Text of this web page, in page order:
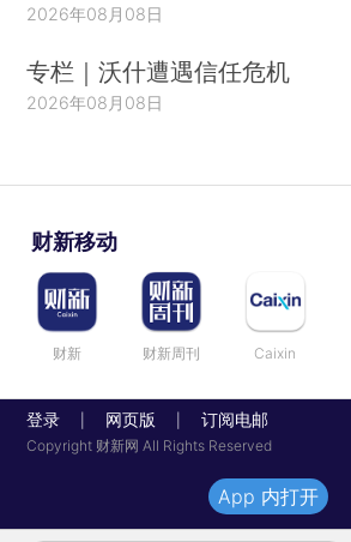
2026年08月08日
专栏｜沃什遭遇信任危机
2026年08月08日
财新移动
财新 财新周刊 Caixin
登录 网页版 订阅电邮
Copyright 财新网 All Rights Reserved
App 内打开